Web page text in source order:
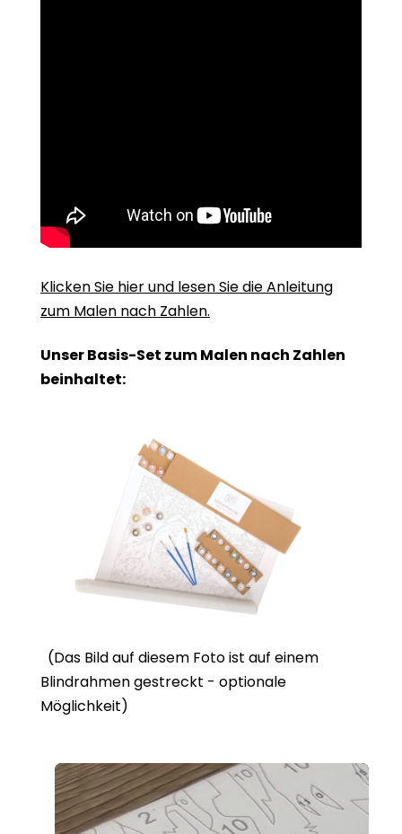
Klicken Sie hier und lesen Sie die Anleitung
zum Malen nach Zahlen.
Unser Basis-Set zum Malen nach Zahlen
beinhaltet:
(Das Bild auf diesem Foto ist auf einem
Blindrahmen gestreckt - optionale
Möglichkeit)